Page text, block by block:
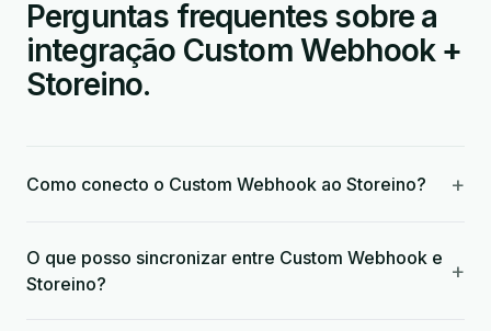
Perguntas frequentes sobre a
integração Custom Webhook +
Storeino.
Como conecto o Custom Webhook ao Storeino? +
O que posso sincronizar entre Custom Webhook e
Storeino?
+